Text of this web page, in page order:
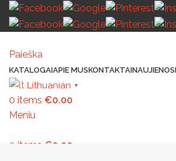
Paieška
KATALOGAIAPIE MUSKONTAKTAINAUJIENOS
Lithuanian ▼
0 items €0.00
Meniu
0 items €0.00